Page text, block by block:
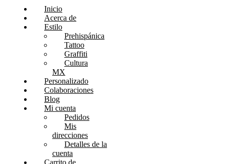
Inicio
Acerca de
Estilo
Prehispánica
Tattoo
Graffiti
Cultura
MX
Personalizado
Colaboraciones
Blog
Mi cuenta
Pedidos
Mis
direcciones
Detalles de la
cuenta
Carrito de